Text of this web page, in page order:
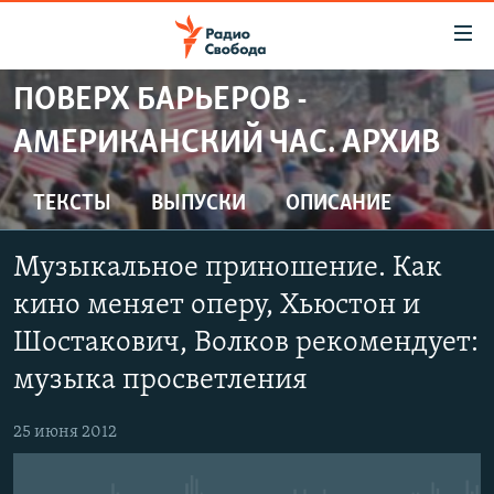
упрощенного
доступа
Вернуться
к
основному
Вернутся
главной
навигации
Вернутся
поиску
ПРОГРАММЫ
ПОДКАСТЫ
АВТОРСКИЕ ПРОЕКТЫ
ЦИТАТЫ СВОБОДЫ
МНЕНИЯ
КУЛЬТУРА
IDEL.РЕАЛИИ
КАВКАЗ.РЕАЛИИ
СЕВЕР.РЕАЛИИ
ПОВЕРХ БАРЬЕРОВ -
АМЕРИКАНСКИЙ ЧАС. АРХИВ
ТЕКСТЫ ВЫПУСКИ ОПИСАНИЕ
Музыкальное приношение. Как
кино меняет оперу, Хьюстон и
Шостакович, Волков рекомендует:
музыка просветления
25 июня 2012